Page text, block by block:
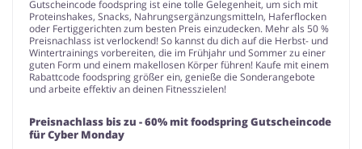
Gutscheincode foodspring ist eine tolle Gelegenheit, um sich mit
Proteinshakes, Snacks, Nahrungsergänzungsmitteln, Haferflocken
oder Fertiggerichten zum besten Preis einzudecken. Mehr als 50 %
Preisnachlass ist verlockend! So kannst du dich auf die Herbst- und
Wintertrainings vorbereiten, die im Frühjahr und Sommer zu einer
guten Form und einem makellosen Körper führen! Kaufe mit einem
Rabattcode foodspring größer ein, genieße die Sonderangebote
und arbeite effektiv an deinen Fitnesszielen!
Preisnachlass bis zu - 60% mit foodspring Gutscheincode
für Cyber Monday